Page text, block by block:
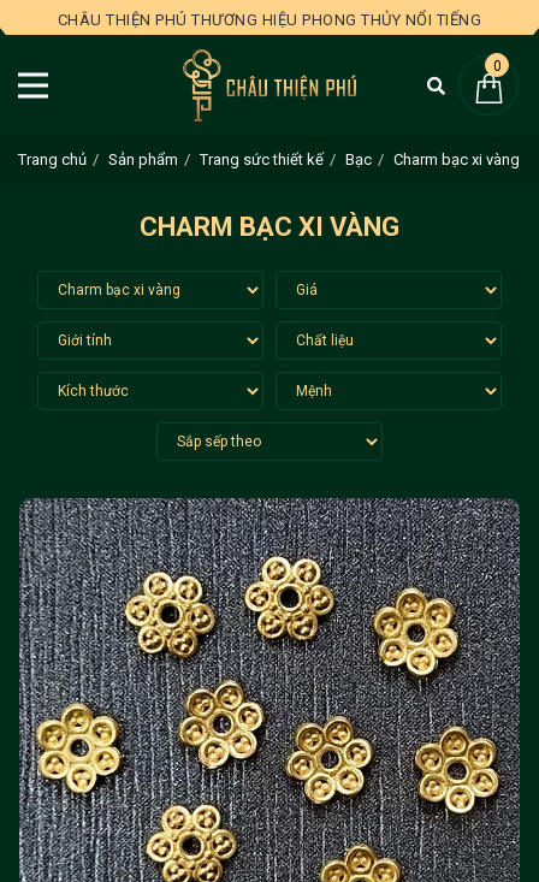
CHÂU THIỆN PHÚ THƯƠNG HIỆU PHONG THỦY NỔI TIẾNG
0
Trang chủ Sản phẩm Trang sức thiết kế Bạc Charm bạc xi vàng
CHARM BẠC XI VÀNG